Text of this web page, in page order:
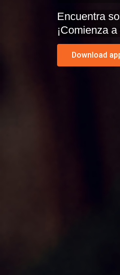
Encuentra solteros cerca de ti en Baldwin Park, California.
¡Comienza
Download